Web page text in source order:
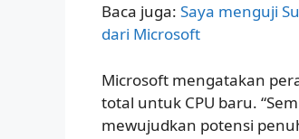
Baca juga: Saya menguji
dari Microsoft
Microsoft mengatakan
total untuk CPU baru.
mewujudkan potensi